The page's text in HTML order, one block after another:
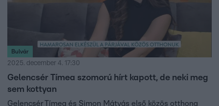
Bulvár
2025. december 4. 17:30
Gelencsér Tímea szomorú hírt kapott, de neki meg
sem kottyan
Gelencsér Tímea és Simon Mátyás első közös otthona